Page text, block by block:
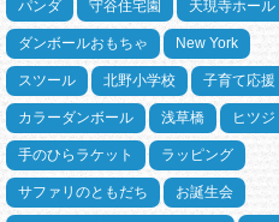
パンダ 守谷住宅園 天現寺ホール
ダンボールおもちゃ New York
スツール 北野小学校 子育て応援
カラーダンボール 浅草橋 ヒツジ
手のひらラケット ラッピング
サファリのともだち お誕生会